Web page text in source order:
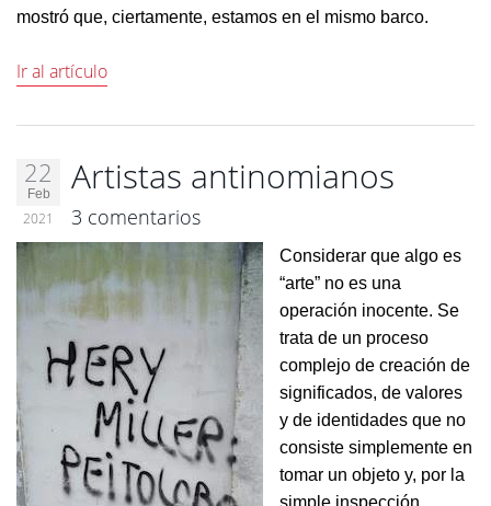
mostró que, ciertamente, estamos en el mismo barco.
Ir al artículo
22
Feb
2021
Artistas antinomianos
3 comentarios
Considerar que algo es
“arte” no es una
operación inocente. Se
trata de un proceso
complejo de creación de
significados, de valores
y de identidades que no
consiste simplemente en
tomar un objeto y, por la
simple inspección,